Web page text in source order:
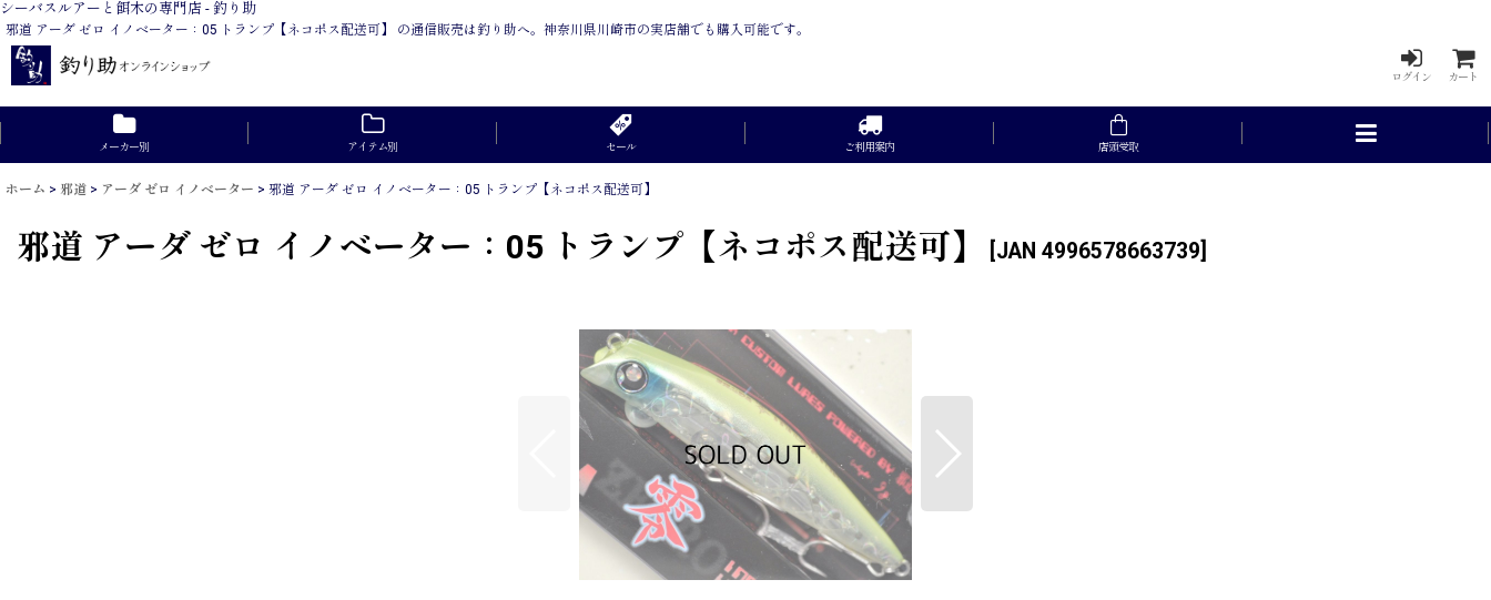
シーバスルアーと餌木の専門店 - 釣り助
邪道 アーダ ゼロ イノベーター：05 トランプ【ネコポス配送可】 の通信販売は釣り助へ。神奈川県川崎市の実店舗でも購入可能です。
ログイン カート
メーカー別 アイテム別 セール ご利用案内 店頭受取
ホーム > 邪道 > アーダ ゼロ イノベーター > 邪道 アーダ ゼロ イノベーター：05 トランプ【ネコポス配送可】
邪道 アーダ ゼロ イノベーター：05 トランプ【ネコポス配送可】 JAN 4996578663739